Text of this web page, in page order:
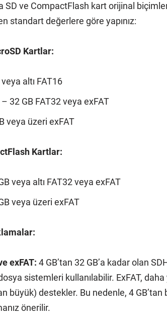
SD ve CompactFlash kart orijinal
standart değerlere göre yapınız:
Kartlar:
altı FAT16
– 32 GB FAT32 veya exFAT
veya üzeri exFAT
Kartlar:
veya altı FAT32 veya exFAT
veya üzeri exFAT
exFAT: 4 GB’tan 32 GB’a kadar olan
sistemleri kullanılabilir. ExFAT,
büyük) destekler. Bu nedenle, 4
önerilir.